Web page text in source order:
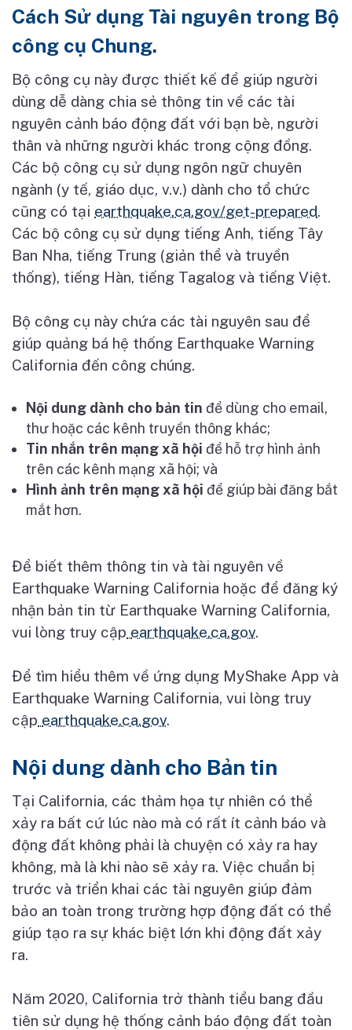
Cách Sử dụng Tài nguyên trong Bộ
công cụ Chung.
Bộ công cụ này được thiết kế để giúp người
dùng dễ dàng chia sẻ thông tin về các tài
nguyên cảnh báo động đất với bạn bè, người
thân và những người khác trong cộng đồng.
Các bộ công cụ sử dụng ngôn ngữ chuyên
ngành (y tế, giáo dục, v.v.) dành cho tổ chức
cũng có tại earthquake.ca.gov/get-prepared.
Các bộ công cụ sử dụng tiếng Anh, tiếng Tây
Ban Nha, tiếng Trung (giản thể và truyền
thống), tiếng Hàn, tiếng Tagalog và tiếng Việt.
Bộ công cụ này chứa các tài nguyên sau để
giúp quảng bá hệ thống Earthquake Warning
California đến công chúng.
Nội dung dành cho bản tin để dùng cho email,
thư hoặc các kênh truyền thông khác;
Tin nhắn trên mạng xã hội để hỗ trợ hình ảnh
trên các kênh mạng xã hội; và
Hình ảnh trên mạng xã hội để giúp bài đăng bắt
mắt hơn.
Để biết thêm thông tin và tài nguyên về
Earthquake Warning California hoặc để đăng ký
nhận bản tin từ Earthquake Warning California,
vui lòng truy cập earthquake.ca.gov.
Để tìm hiểu thêm về ứng dụng MyShake App và
Earthquake Warning California, vui lòng truy
cập earthquake.ca.gov.
Nội dung dành cho Bản tin
Tại California, các thảm họa tự nhiên có thể
xảy ra bất cứ lúc nào mà có rất ít cảnh báo và
động đất không phải là chuyện có xảy ra hay
không, mà là khi nào sẽ xảy ra. Việc chuẩn bị
trước và triển khai các tài nguyên giúp đảm
bảo an toàn trong trường hợp động đất có thể
giúp tạo ra sự khác biệt lớn khi động đất xảy
ra.
Năm 2020, California trở thành tiểu bang đầu
tiên sử dụng hệ thống cảnh báo động đất toàn